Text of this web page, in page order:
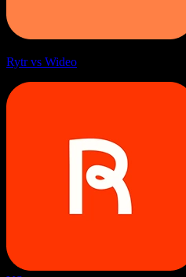
Rytr vs Wideo